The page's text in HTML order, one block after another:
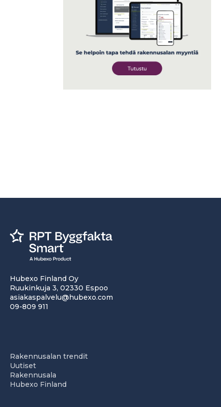
Hubexo Finland Oy
Ruukinkuja 3, 02330 Espoo
asiakaspalvelu@hubexo.com
09-809 911
Rakennusalan trendit
Uutiset
Rakennusala
Hubexo Finland